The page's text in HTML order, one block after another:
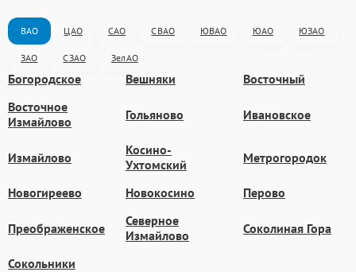
ВАО ЦАО САО СВАО ЮВАО ЮАО ЮЗАО
ЗАО СЗАО ЗелАО
Богородское Вешняки
Восточный
Восточное
Измайлово
Гольяново Ивановское
Измайлово
Косино-
Ухтомский
Метрогородок
Новогиреево Новокосино Перово
Преображенское
Северное
Измайлово
Соколиная Гора
Сокольники